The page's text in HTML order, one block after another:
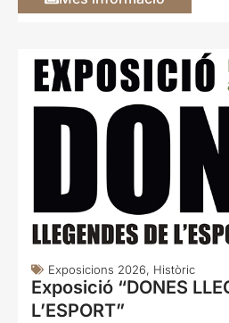
Exposicions 2026, Històric
Exposició “DONES
L’ESPORT”